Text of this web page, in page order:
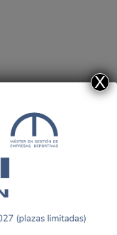
X